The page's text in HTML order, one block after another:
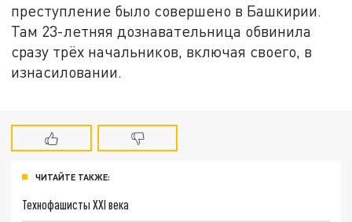
преступление было совершено в Башкирии.
Там 23-летняя дознавательница обвинила
сразу трёх начальников, включая своего, в
изнасиловании.
ЧИТАЙТЕ ТАКЖЕ:
Технофашисты XXI века